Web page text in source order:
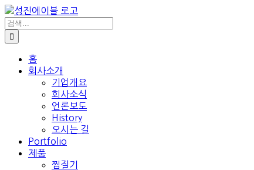
콘
텐
츠
로
검
색:
홈
회사소개
기업개요
회사소식
언론보도
History
오시는 길
Portfolio
제품
찜질기